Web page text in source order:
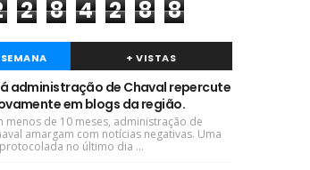
2 8 4 2 8 8
+ VISTAS
administração de Chaval repercute
em blogs da região.
menos de 10 meses, administração de
amargam com notícias negativas. Uma
no último dia ...